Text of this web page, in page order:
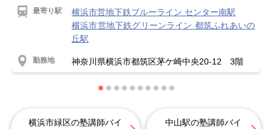
最寄り駅
横浜市営地下鉄ブルーライン センター南駅
横浜市営地下鉄グリーンライン 都筑ふれあいの
丘駅
勤務地 神奈川県横浜市都筑区茅ケ崎中央20-12 3階
横浜市緑区の塾講師バイ
中山駅の塾講師バイ